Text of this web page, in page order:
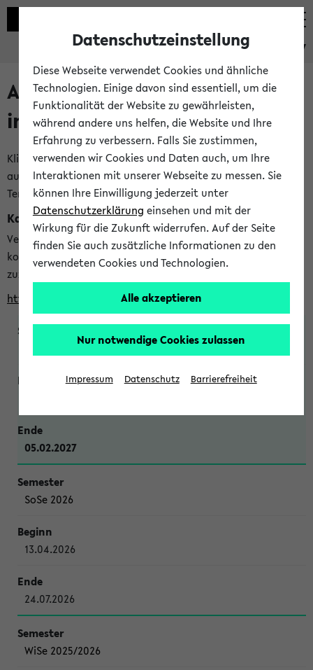
eKVV
Alle veröffentlichten Semester
im eKVV
Klicken Sie auf das Semester, welches Sie für Ihre Sitzung
auswählen möchten. Bitte beachten Sie auch die weiteren
Termine imKalender der Lehrplanung
Kalenderintegration
Verwenden Sie die folgende Adresse, um mit einer
kompatiblen Kalenderanwendung auf die Vorlesungszeiten
zuzugreifen (nähere Informationen
finden Sie hier
https://ekvv.uni-bielefeld.de/ws/calendar?vz
WiSe 2026/2027
05.02.2027
SoSe 2026
13.04.2026
24.07.2026
WiSe 2025/2026
Datenschutzeinstellung
Diese Webseite verwendet Cookies und ähnliche
Technologien. Einige davon sind essentiell, um die
Funktionalität der Website zu gewährleisten,
während andere uns helfen, die Website und Ihre
Erfahrung zu verbessern. Falls Sie zustimmen,
verwenden wir Cookies und Daten auch, um Ihre
Interaktionen mit unserer Webseite zu messen. Sie
können Ihre Einwilligung jederzeit unter
Datenschutzerklärung einsehen und mit der
Wirkung für die Zukunft widerrufen. Auf der Seite
finden Sie auch zusätzliche Informationen zu den
verwendeten Cookies und Technologien.
Alle akzeptieren
Nur notwendige Cookies zulassen
Impressum Datenschutz Barrierefreiheit